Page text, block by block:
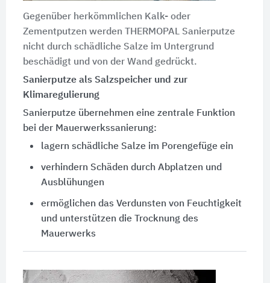
Gegenüber herkömmlichen Kalk- oder
Zementputzen werden THERMOPAL Sanierputze
nicht durch schädliche Salze im Untergrund
beschädigt und von der Wand gedrückt.
Sanierputze als Salzspeicher und zur
Klimaregulierung
Sanierputze übernehmen eine zentrale Funktion
bei der Mauerwerkssanierung:
lagern schädliche Salze im Porengefüge ein
verhindern Schäden durch Abplatzen und
Ausblühungen
ermöglichen das Verdunsten von Feuchtigkeit
und unterstützen die Trocknung des
Mauerwerks